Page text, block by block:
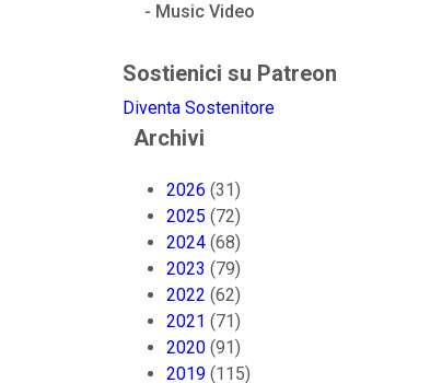
- Music Video
Sostienici su Patreon
Diventa Sostenitore
Archivi
2026 (31)
2025 (72)
2024 (68)
2023 (79)
2022 (62)
2021 (71)
2020 (91)
2019 (115)